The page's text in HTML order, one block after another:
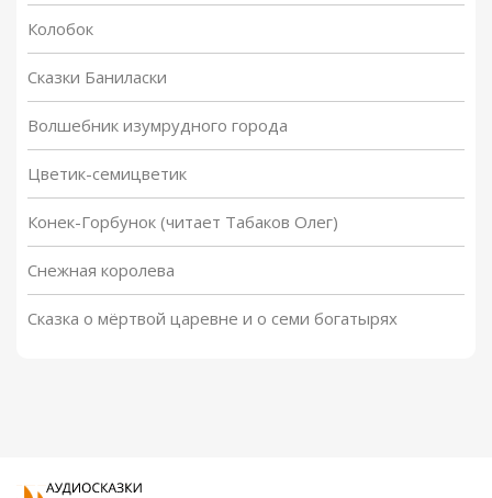
Колобок
Сказки Баниласки
Волшебник изумрудного города
Цветик-семицветик
Конек-Горбунок (читает Табаков Олег)
Снежная королева
Сказка о мёртвой царевне и о семи богатырях